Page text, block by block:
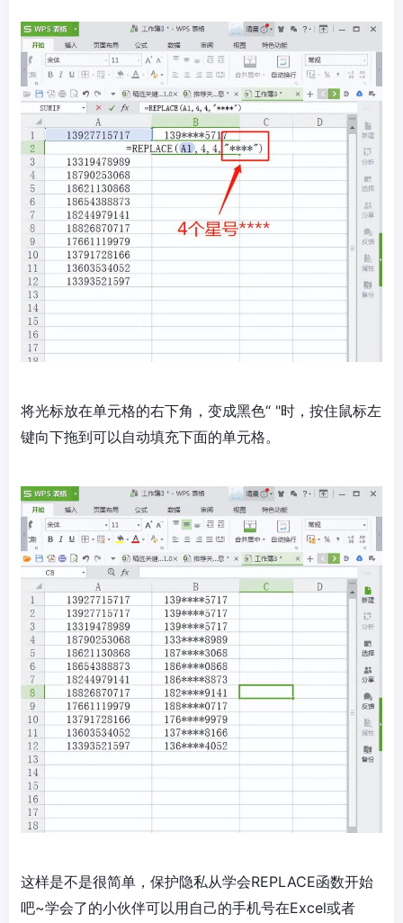
将光标放在单元格的右下角，变成黑色“ "时，按住鼠标左
键向下拖到可以自动填充下面的单元格。
这样是不是很简单，保护隐私从学会REPLACE函数开始
吧~学会了的小伙伴可以用自己的手机号在Excel或者